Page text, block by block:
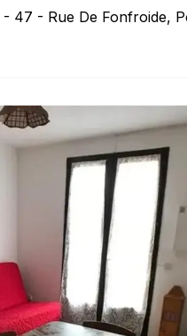
- 47 - Rue De Fonfroide,